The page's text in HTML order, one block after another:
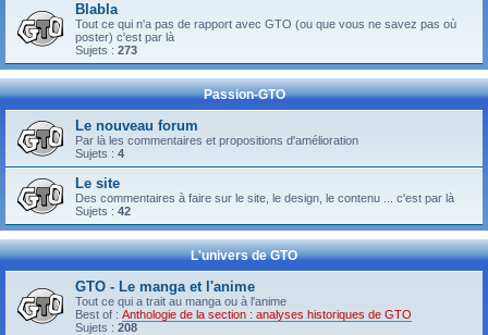
Blabla
Tout ce qui n'a pas de rapport avec GTO (ou que vous ne savez pas où
poster) c'est par là
Sujets : 273
Passion-GTO
Le nouveau forum
Par là les commentaires et propositions d'amélioration
Sujets : 4
Le site
Des commentaires à faire sur le site, le design, le contenu ... c'est par là
Sujets : 42
L'univers de GTO
GTO - Le manga et l'anime
Tout ce qui a trait au manga ou à l'anime
Best of : Anthologie de la section : analyses historiques de GTO
Sujets : 208